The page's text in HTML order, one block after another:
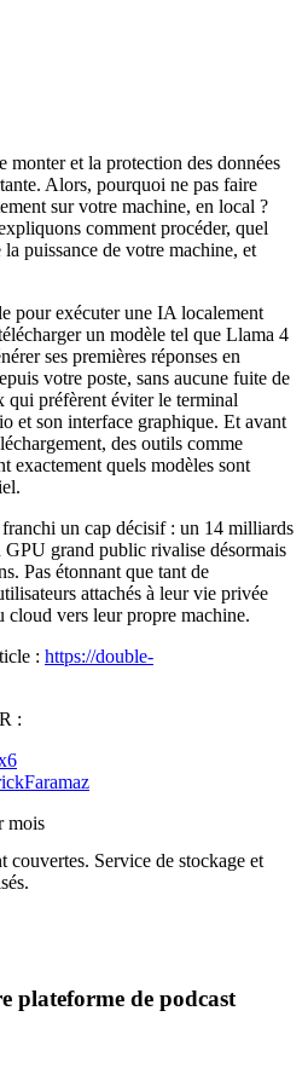
monter et la protection des données
Alors, pourquoi ne pas faire
sur votre machine, en local ?
comment procéder, quel
puissance de votre machine, et
pour exécuter une IA localement
un modèle tel que Llama 4
ses premières réponses en
votre poste, sans aucune fuite de
qui préfèrent éviter le terminal
et son interface graphique. Et avant
des outils comme
quels modèles sont
un cap décisif : un 14 milliards
GPU grand public rivalise désormais
Pas étonnant que tant de
attachés à leur vie privée
vers leur propre machine.
: https://double-
:
mois
couvertes. Service de stockage et
plateforme de podcast